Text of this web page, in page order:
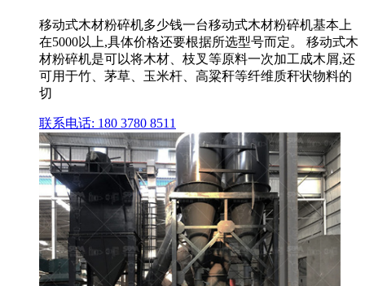
移动式木材粉碎机多少钱一台移动式木材粉碎机基本上
在5000以上,具体价格还要根据所选型号而定。 移动式木
材粉碎机是可以将木材、枝叉等原料一次加工成木屑,还
可用于竹、茅草、玉米杆、高粱秆等纤维质秆状物料的
切
联系电话: 180 3780 8511